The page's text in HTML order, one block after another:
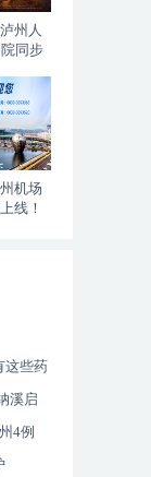
州人
院同步
线
机场
线！
这些药
溪启
4例